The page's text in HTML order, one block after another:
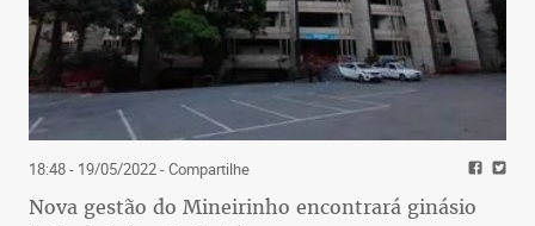
18:48 - 19/05/2022- Compartilhe
Nova gestão do Mineirinho encontrará ginásio